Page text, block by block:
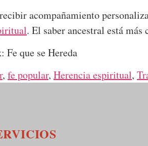
acompañamiento
. El saber ancestral está más
, fe popular, Herencia espiritual,